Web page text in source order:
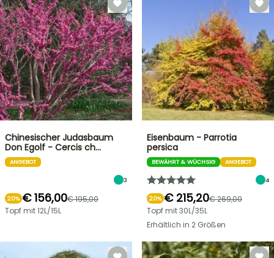
Chinesischer Judasbaum
Don Egolf - Cercis ch…
ANGEBOT
3
20% € 156,00€ 195,00
Topf mit 12L/15L
Eisenbaum - Parrotia
persica
BEWÄHRT & WÜCHSIG ANGEBOT
4
20% € 215,20€ 269,00
Topf mit 30L/35L
Erhältlich in 2 Größen